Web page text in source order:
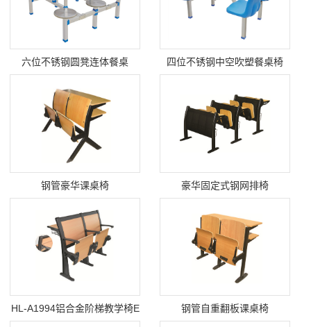
六位不锈钢圆凳连体餐桌
NTX-CZ002
四位不锈钢中空吹塑餐桌椅
钢管豪华课桌椅 豪华固定式钢网排椅
HL-A1994铝合金阶梯教学椅E 钢管自重翻板课桌椅